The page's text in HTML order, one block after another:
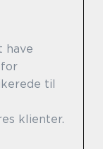
have
for
til
klienter.